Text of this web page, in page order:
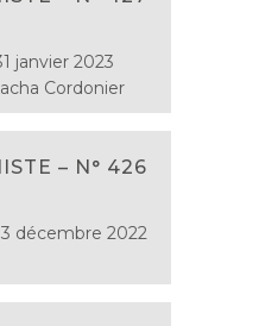
janvier 2023
Cordonier
– N° 426
décembre 2022